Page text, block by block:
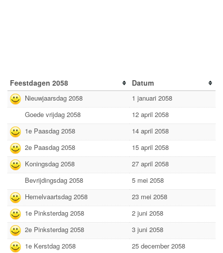
Feestdagen 2058 Datum
Nieuwjaarsdag 2058
1 januari 2058
Goede vrijdag 2058
12 april 2058
1e Paasdag 2058
14 april 2058
2e Paasdag 2058
15 april 2058
Koningsdag 2058
27 april 2058
Bevrijdingsdag 2058
5 mei 2058
Hemelvaartsdag 2058
23 mei 2058
1e Pinksterdag 2058
2 juni 2058
2e Pinksterdag 2058
3 juni 2058
1e Kerstdag 2058
25 december 2058